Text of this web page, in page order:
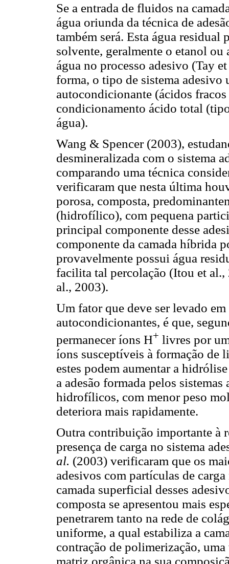
Se a entrada de fluidos na
água oriunda da técnica de
também será. Esta água residual
solvente, geralmente o etanol ou
água no processo adesivo (Tay
forma, o tipo de sistema adesivo
autocondicionante (ácidos
condicionamento ácido total
água).
Wang & Spencer (2003),
desmineralizada com o sistema
comparando uma técnica
verificaram que nesta última
porosa, composta,
(hidrofílico), com pequena
principal componente desse
componente da camada híbrida
provavelmente possui água
facilita tal percolação (Itou et
al., 2003).
Um fator que deve ser levado
autocondicionantes, é que,
permanecer íons H+ livres por
íons susceptíveis à formação de
estes podem aumentar a
a adesão formada pelos
hidrofílicos, com menor peso
deteriora mais rapidamente.
Outra contribuição importante à
presença de carga no sistema
al. (2003) verificaram que os
adesivos com partículas de
camada superficial desses
composta se apresentou mais
penetrarem tanto na rede de
uniforme, a qual estabiliza a
contração de polimerização,
matriz orgânica na sua